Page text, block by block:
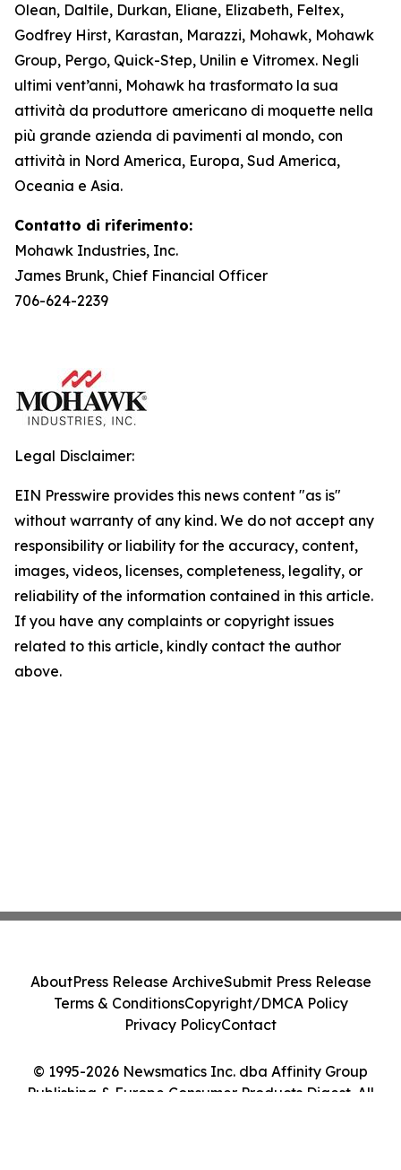
Olean, Daltile, Durkan, Eliane, Elizabeth, Feltex,
Godfrey Hirst, Karastan, Marazzi, Mohawk, Mohawk
Group, Pergo, Quick-Step, Unilin e Vitromex. Negli
ultimi vent’anni, Mohawk ha trasformato la sua
attività da produttore americano di moquette nella
più grande azienda di pavimenti al mondo, con
attività in Nord America, Europa, Sud America,
Oceania e Asia.
Contatto di riferimento:
Mohawk Industries, Inc.
James Brunk, Chief Financial Officer
706-624-2239
Legal Disclaimer:
EIN Presswire provides this news content "as is"
without warranty of any kind. We do not accept any
responsibility or liability for the accuracy, content,
images, videos, licenses, completeness, legality, or
reliability of the information contained in this article.
If you have any complaints or copyright issues
related to this article, kindly contact the author
above.
© 1995-2026 Newsmatics Inc. dba Affinity Group
Publishing & Europe Consumer Products Digest. All
AboutPress Release ArchiveSubmit Press Release
Terms & ConditionsCopyright/DMCA Policy
Privacy PolicyContact